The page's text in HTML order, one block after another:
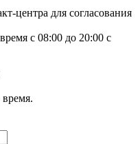
центра для согласования
с 08:00 до 20:00 с